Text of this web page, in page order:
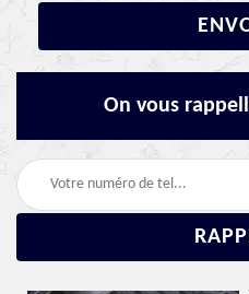
On vous